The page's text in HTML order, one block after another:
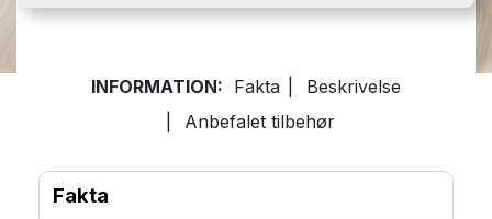
INFORMATION: Fakta
Beskrivelse
Anbefalet tilbehør
Fakta